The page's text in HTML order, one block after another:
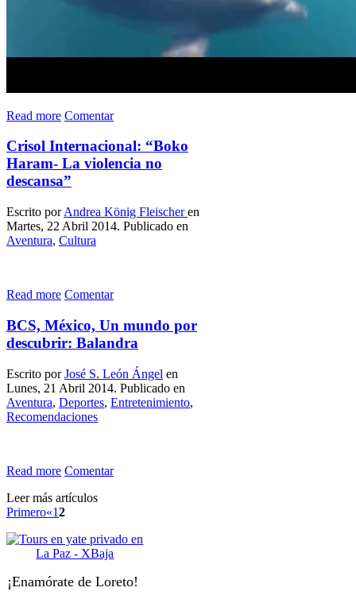
Read more Comentar
Crisol Internacional: “Boko
Haram- La violencia no
descansa”
Escrito porAndrea König Fleischeren
Martes, 22 Abril 2014. Publicado en
Aventura, Cultura
Read more Comentar
BCS, México, Un mundo por
descubrir: Balandra
Escrito porJosé S. León Ángel en
Lunes, 21 Abril 2014. Publicado en
Aventura, Deportes, Entretenimiento,
Recomendaciones
Read more Comentar
Leer más artículos
Primero«12
¡Enamórate de Loreto!